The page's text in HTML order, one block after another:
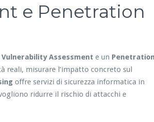
e Penetration
Vulnerability Assessment e un Penetration
reali, misurare l’impatto concreto sul
offre servizi di sicurezza informatica in
ridurre il rischio di attacchi e